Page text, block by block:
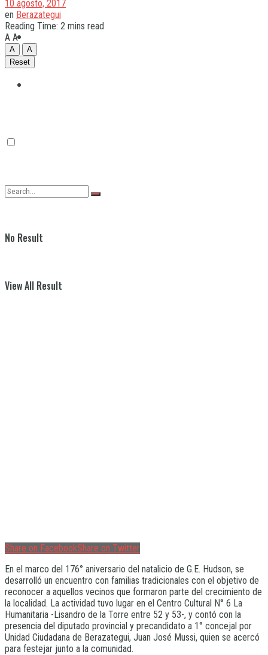
No Result
View All Result
10 agosto, 2017
en Berazategui
Reading Time: 2 mins read
A A
A
A
Reset
Share on FacebookShare on Twitter
En el marco del 176° aniversario del natalicio de G.E. Hudson, se
desarrolló un encuentro con familias tradicionales con el objetivo de
reconocer a aquellos vecinos que formaron parte del crecimiento de
la localidad. La actividad tuvo lugar en el Centro Cultural N° 6 La
Humanitaria -Lisandro de la Torre entre 52 y 53-, y contó con la
presencia del diputado provincial y precandidato a 1° concejal por
Unidad Ciudadana de Berazategui, Juan José Mussi, quien se acercó
para festejar junto a la comunidad.